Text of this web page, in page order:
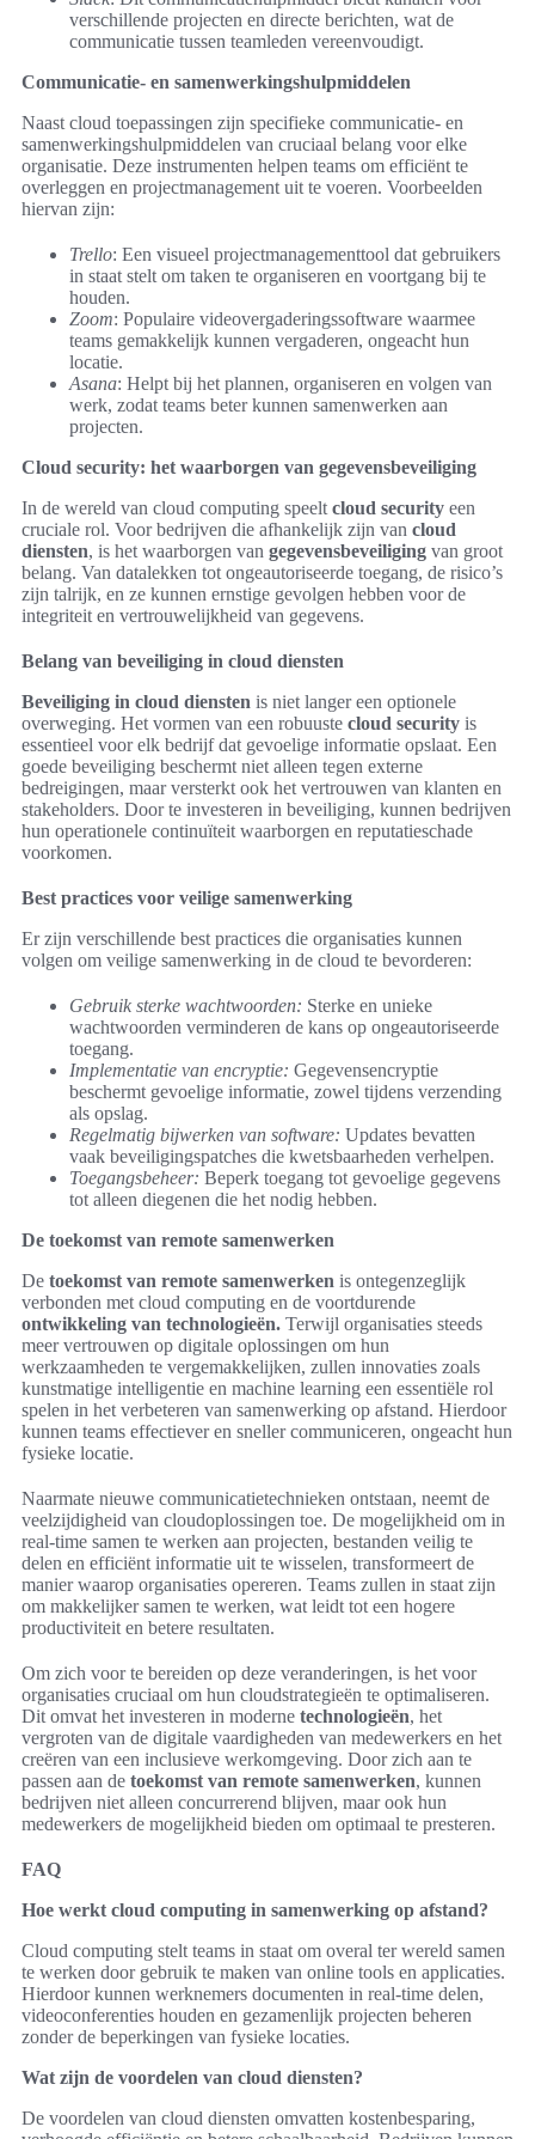
verschillende projecten en directe berichten, wat de
communicatie tussen teamleden vereenvoudigt.
Communicatie- en samenwerkingshulpmiddelen
Naast cloud toepassingen zijn specifieke communicatie- en
samenwerkingshulpmiddelen van cruciaal belang voor elke
organisatie. Deze instrumenten helpen teams om efficiënt te
overleggen en projectmanagement uit te voeren. Voorbeelden
hiervan zijn:
Trello: Een visueel projectmanagementtool dat gebruikers
in staat stelt om taken te organiseren en voortgang bij te
houden.
Zoom: Populaire videovergaderingssoftware waarmee
teams gemakkelijk kunnen vergaderen, ongeacht hun
locatie.
Asana: Helpt bij het plannen, organiseren en volgen van
werk, zodat teams beter kunnen samenwerken aan
projecten.
Cloud security: het waarborgen van gegevensbeveiliging
In de wereld van cloud computing speelt cloud security een
cruciale rol. Voor bedrijven die afhankelijk zijn van cloud
diensten, is het waarborgen van gegevensbeveiliging van groot
belang. Van datalekken tot ongeautoriseerde toegang, de risico’s
zijn talrijk, en ze kunnen ernstige gevolgen hebben voor de
integriteit en vertrouwelijkheid van gegevens.
Belang van beveiliging in cloud diensten
Beveiliging in cloud diensten is niet langer een optionele
overweging. Het vormen van een robuuste cloud security is
essentieel voor elk bedrijf dat gevoelige informatie opslaat. Een
goede beveiliging beschermt niet alleen tegen externe
bedreigingen, maar versterkt ook het vertrouwen van klanten en
stakeholders. Door te investeren in beveiliging, kunnen bedrijven
hun operationele continuïteit waarborgen en reputatieschade
voorkomen.
Best practices voor veilige samenwerking
Er zijn verschillende best practices die organisaties kunnen
volgen om veilige samenwerking in de cloud te bevorderen:
Gebruik sterke wachtwoorden: Sterke en unieke
wachtwoorden verminderen de kans op ongeautoriseerde
toegang.
Implementatie van encryptie: Gegevensencryptie
beschermt gevoelige informatie, zowel tijdens verzending
als opslag.
Regelmatig bijwerken van software: Updates bevatten
vaak beveiligingspatches die kwetsbaarheden verhelpen.
Toegangsbeheer: Beperk toegang tot gevoelige gegevens
tot alleen diegenen die het nodig hebben.
De toekomst van remote samenwerken
De toekomst van remote samenwerken is ontegenzeglijk
verbonden met cloud computing en de voortdurende
ontwikkeling van technologieën. Terwijl organisaties steeds
meer vertrouwen op digitale oplossingen om hun
werkzaamheden te vergemakkelijken, zullen innovaties zoals
kunstmatige intelligentie en machine learning een essentiële rol
spelen in het verbeteren van samenwerking op afstand. Hierdoor
kunnen teams effectiever en sneller communiceren, ongeacht hun
fysieke locatie.
Naarmate nieuwe communicatietechnieken ontstaan, neemt de
veelzijdigheid van cloudoplossingen toe. De mogelijkheid om in
real-time samen te werken aan projecten, bestanden veilig te
delen en efficiënt informatie uit te wisselen, transformeert de
manier waarop organisaties opereren. Teams zullen in staat zijn
om makkelijker samen te werken, wat leidt tot een hogere
productiviteit en betere resultaten.
Om zich voor te bereiden op deze veranderingen, is het voor
organisaties cruciaal om hun cloudstrategieën te optimaliseren.
Dit omvat het investeren in moderne technologieën, het
vergroten van de digitale vaardigheden van medewerkers en het
creëren van een inclusieve werkomgeving. Door zich aan te
passen aan de toekomst van remote samenwerken, kunnen
bedrijven niet alleen concurrerend blijven, maar ook hun
medewerkers de mogelijkheid bieden om optimaal te presteren.
FAQ
Hoe werkt cloud computing in samenwerking op afstand?
Cloud computing stelt teams in staat om overal ter wereld samen
te werken door gebruik te maken van online tools en applicaties.
Hierdoor kunnen werknemers documenten in real-time delen,
videoconferenties houden en gezamenlijk projecten beheren
zonder de beperkingen van fysieke locaties.
Wat zijn de voordelen van cloud diensten?
De voordelen van cloud diensten omvatten kostenbesparing,